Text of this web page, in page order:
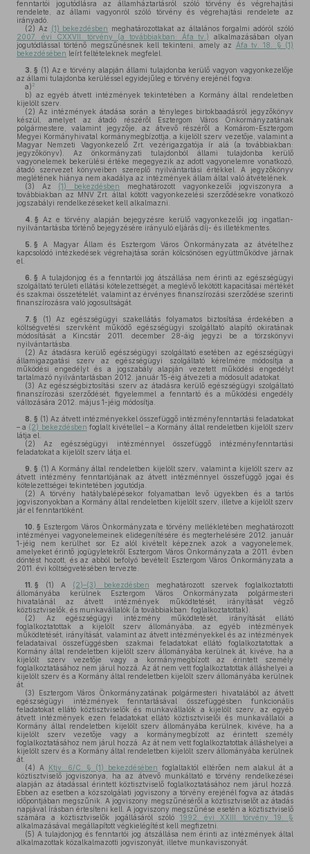
fenntartói jogutódlásra az államháztartásról szóló törvény és végrehajtási
rendelete, az állami vagyonról szóló törvény és végrehajtási rendelete az
irányadó.
(2) Az (1) bekezdésben meghatározottakat az általános forgalmi adóról szóló
2007. évi CXXVII. törvény (a továbbiakban: Áfa tv.)
alkalmazásában olyan
jogutódlással történő megszűnésnek kell tekinteni, amely az
Áfa tv. 18. § (1)
bekezdésében leírt feltételeknek megfelel.
3. § (1) Az e törvény alapján állami tulajdonba kerülő vagyon vagyonkezelője
az állami tulajdonba kerüléssel egyidejűleg e törvény erejénél fogva:
a) 2
b) az egyéb átvett intézmények tekintetében a Kormány által rendeletben
kijelölt szerv.
(2) Az intézmények átadása során a tényleges birtokbaadásról jegyzőkönyv
készül, amelyet az átadó részéről Esztergom Város Önkormányzatának
polgármestere, valamint jegyzője, az átvevő részéről a Komárom-Esztergom
Megyei Kormányhivatal kormánymegbízottja, a kijelölt szerv vezetője, valamint a
Magyar Nemzeti Vagyonkezelő Zrt. vezérigazgatója ír alá (a továbbiakban:
jegyzőkönyv). Az önkormányzati tulajdonból állami tulajdonba kerülő
vagyonelemek bekerülési értéke megegyezik az adott vagyonelemre vonatkozó,
átadó szervezet könyveiben szereplő nyilvántartási értékkel. A jegyzőkönyv
meglétének hiánya nem akadálya az intézmények állam által való átvételének.
(3) Az (1) bekezdésben meghatározott vagyonkezelői jogviszonyra a
továbbiakban az MNV Zrt. által kötött vagyonkezelési szerződésekre vonatkozó
jogszabályi rendelkezéseket kell alkalmazni.
4. § Az e törvény alapján bejegyzésre kerülő vagyonkezelői jog ingatlan-
nyilvántartásba történő bejegyzésére irányuló eljárás díj- és illetékmentes.
5. § A Magyar Állam és Esztergom Város Önkormányzata az átvételhez
kapcsolódó intézkedések végrehajtása során kölcsönösen együttműködve járnak
el.
6. § A tulajdonjog és a fenntartói jog átszállása nem érinti az egészségügyi
szolgáltató területi ellátási kötelezettségét, a meglévő lekötött kapacitásai mértékét
és szakmai összetételét, valamint az érvényes finanszírozási szerződése szerinti
finanszírozásra való jogosultságát.
7. § (1) Az egészségügyi szakellátás folyamatos biztosítása érdekében a
költségvetési szervként működő egészségügyi szolgáltató alapító okiratának
módosítását a Kincstár 2011. december 28-áig jegyzi be a törzskönyvi
nyilvántartásba.
(2) Az átadásra kerülő egészségügyi szolgáltató esetében az egészségügyi
államigazgatási szerv az egészségügyi szolgáltató kérelmére módosítja a
működési engedélyt és a jogszabály alapján vezetett működési engedélyt
tartalmazó nyilvántartásban 2012. január 15-éig átvezeti a módosult adatokat.
(3) Az egészségbiztosítási szerv az átadásra kerülő egészségügyi szolgáltató
finanszírozási szerződését, figyelemmel a fenntartó és a működési engedély
változására 2012. május 1-jéig módosítja.
8. § (1) Az átvett intézményekkel összefüggő intézményfenntartási feladatokat
– a (2) bekezdésben foglalt kivétellel – a Kormány által rendeletben kijelölt szerv
látja el.
(2) Az egészségügyi intézménnyel összefüggő intézményfenntartási
feladatokat a kijelölt szerv látja el.
9. § (1) A Kormány által rendeletben kijelölt szerv, valamint a kijelölt szerv az
átvett intézmény fenntartójának az átvett intézménnyel összefüggő jogai és
kötelezettségei tekintetében jogutódja.
(2) A törvény hatálybalépésekor folyamatban levő ügyekben és a tartós
jogviszonyokban a Kormány által rendeletben kijelölt szerv, illetve a kijelölt szerv
jár el fenntartóként.
10. § Esztergom Város Önkormányzata e törvény mellékletében meghatározott
intézményei vagyonelemeinek elidegenítésére és megterhelésére 2012. január
1-jéig nem kerülhet sor. Ez alól kivételt képeznek azok a vagyonelemek,
amelyeket érintő jogügyletekről Esztergom Város Önkormányzata a 2011. évben
döntést hozott, és az abból befolyó bevételt Esztergom Város Önkormányzata a
2011. évi költségvetésében tervezte.
11. § (1) A (2)–(3) bekezdésben meghatározott szervek foglalkoztatotti
állományába kerülnek Esztergom Város Önkormányzata polgármesteri
hivatalánál az átvett intézmények működtetését, irányítását végző
köztisztviselők, és munkavállalók (a továbbiakban: foglalkoztatottak).
(2) Az egészségügyi intézmény működtetését, irányítását ellátó
foglalkoztatottak a kijelölt szerv állományába, az egyéb intézmények
működtetését, irányítását, valamint az átvett intézményekkel és az intézmények
feladataival összefüggésben szakmai feladatokat ellátó foglalkoztatottak a
Kormány által rendeletben kijelölt szerv állományába kerülnek át, kivéve, ha a
kijelölt szerv vezetője vagy a kormánymegbízott az érintett személy
foglalkoztatásához nem járul hozzá. Az át nem vett foglalkoztatottak álláshelyei a
kijelölt szerv és a Kormány által rendeletben kijelölt szerv állományába kerülnek
át.
(3) Esztergom Város Önkormányzatának polgármesteri hivatalából az átvett
egészségügyi intézmények fenntartásával összefüggésben funkcionális
feladatokat ellátó köztisztviselők és munkavállalók a kijelölt szerv, az egyéb
átvett intézmények ezen feladatokat ellátó köztisztviselői és munkavállalói a
Kormány által rendeletben kijelölt szerv állományába kerülnek, kivéve, ha a
kijelölt szerv vezetője vagy a kormánymegbízott az érintett személy
foglalkoztatásához nem járul hozzá. Az át nem vett foglalkoztatottak álláshelyei a
kijelölt szerv és a Kormány által rendeletben kijelölt szerv állományába kerülnek
át.
(4) A Ktjv. 6/C. § (1) bekezdésében foglaltaktól eltérően nem alakul át a
köztisztviselő jogviszonya, ha az átvevő munkáltató e törvény rendelkezései
alapján az átadással érintett köztisztviselő foglalkoztatásához nem járul hozzá.
Ebben az esetben a közszolgálati jogviszony a törvény erejénél fogva az átadás
időpontjában megszűnik. A jogviszony megszűnéséről a köztisztviselőt az átadás
napjával írásban értesíteni kell. A jogviszony megszűnése esetén a köztisztviselő
számára a köztisztviselők jogállásáról szóló 1992. évi XXIII. törvény 19. §
alkalmazásával megállapított végkielégítést kell megfizetni.
(5) A tulajdonjog és fenntartói jog átszállása nem érinti az intézmények által
alkalmazottak közalkalmazotti jogviszonyát, illetve munkaviszonyát.